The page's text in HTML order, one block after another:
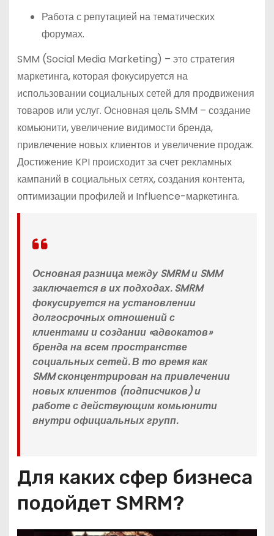
Работа с репутацией на тематических
форумах.
SMM (Social Media Marketing) – это стратегия
маркетинга, которая фокусируется на
использовании социальных сетей для продвижения
товаров или услуг. Основная цель SMM – создание
комьюнити, увеличение видимости бренда,
привлечение новых клиентов и увеличение продаж.
Достижение KPI происходит за счет рекламных
кампаний в социальных сетях, создания контента,
оптимизации профилей и Influence-маркетинга.
Основная разница между SMRM и SMM
заключается в их подходах. SMRM
фокусируется на установлении
долгосрочных отношений с
клиентами и создании «адвокатов»
бренда на всем пространстве
социальных сетей. В то время как
SMM сконцентрирован на привлечении
новых клиентов (подписчиков) и
работе с действующим комьюнити
внутри официальных групп.
Для каких сфер бизнеса
подойдет SMRM?